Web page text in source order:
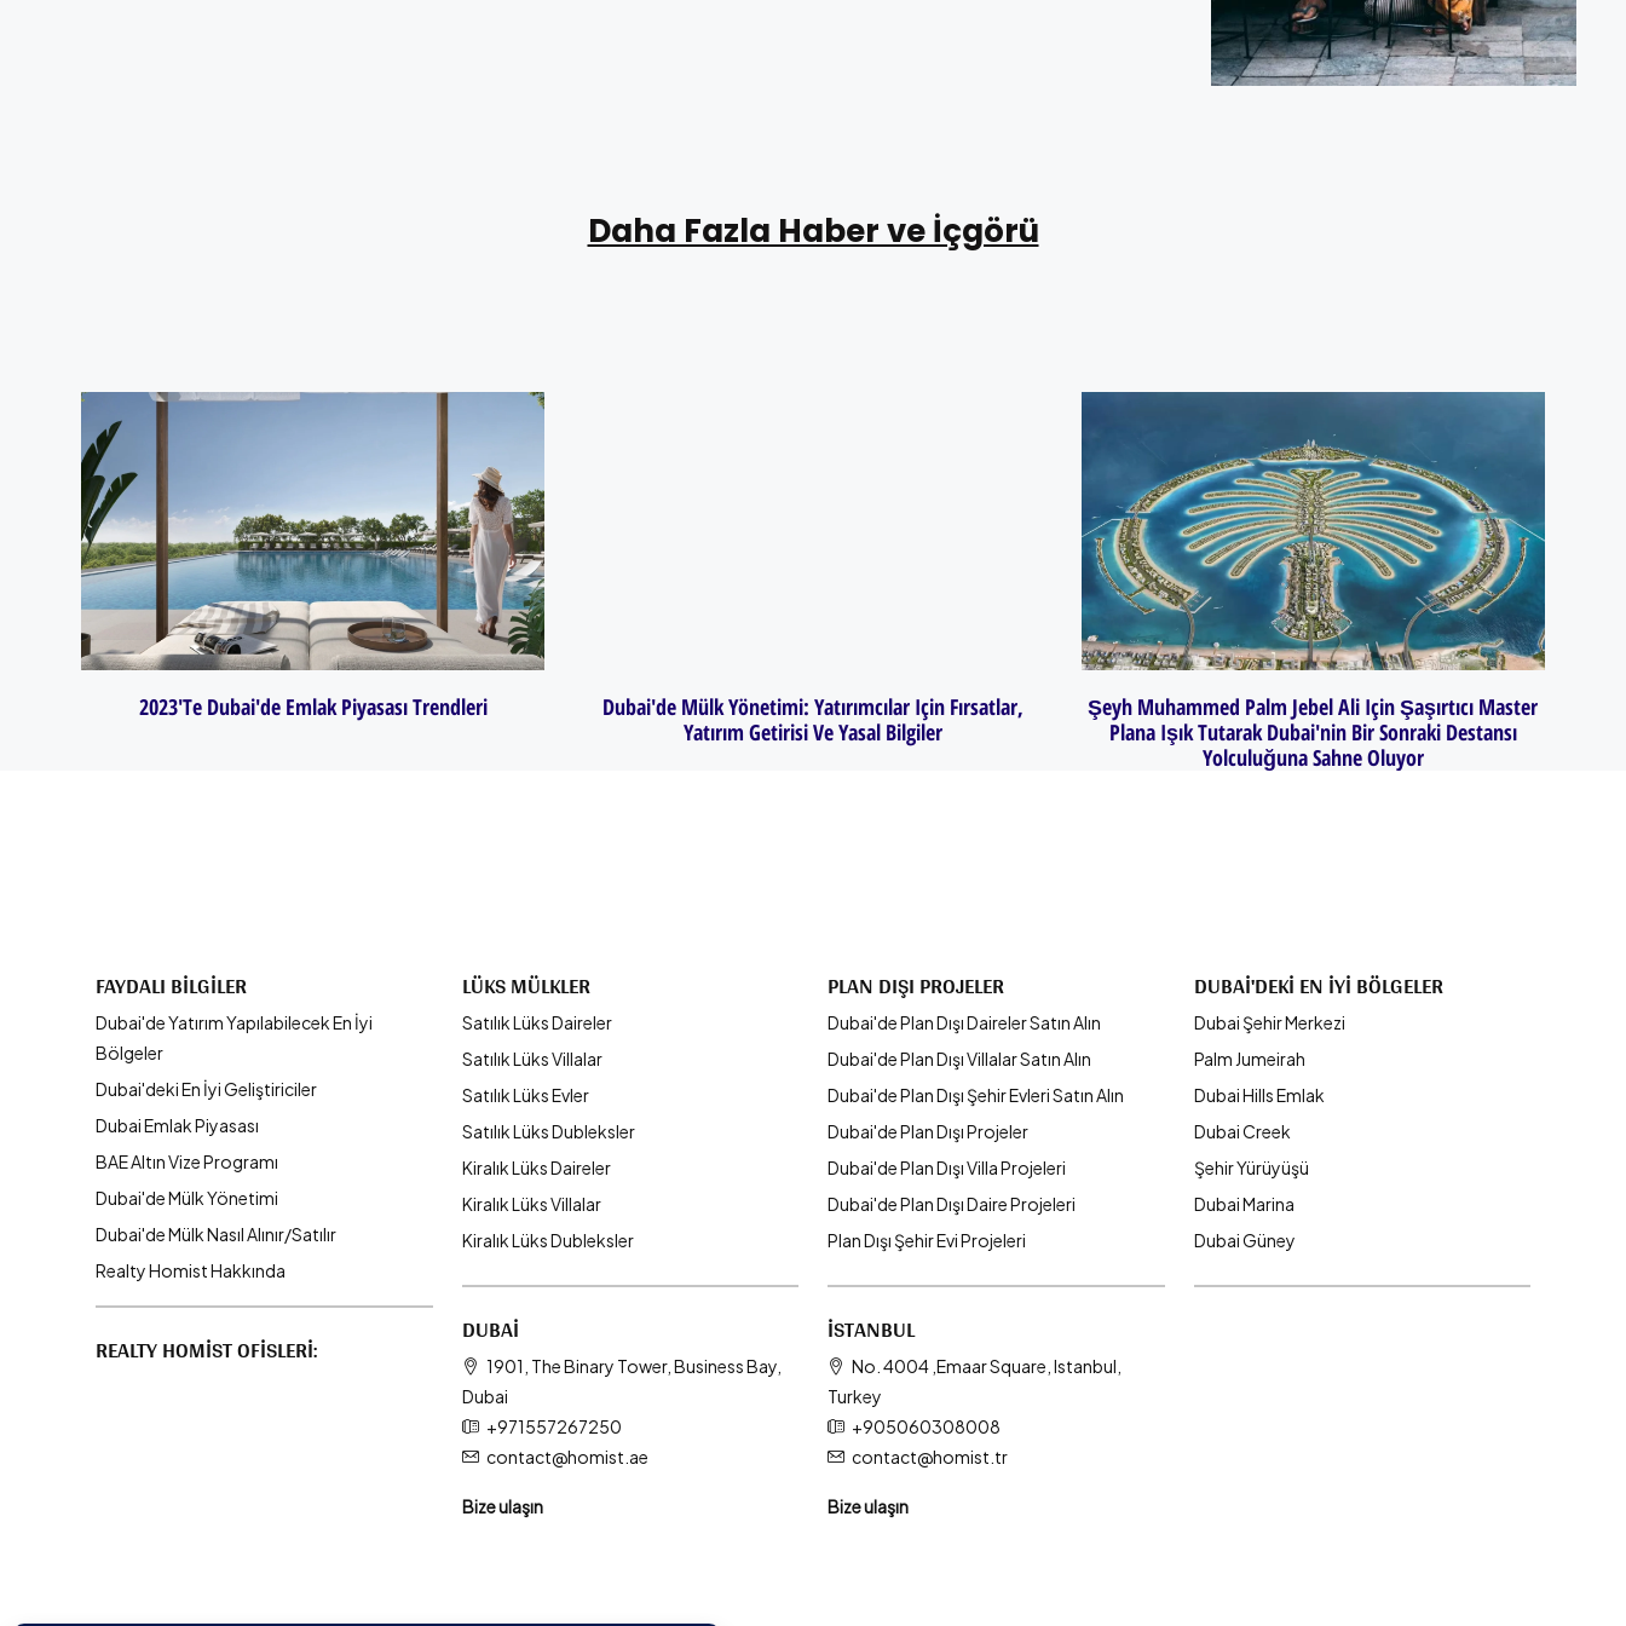
Daha Fazla Haber ve İçgörü
2023'te Dubai'de Emlak Piyasası Trendleri
Dubai'de Mülk Yönetimi: Yatırımcılar Için Fırsatlar,
Yatırım Getirisi Ve Yasal Bilgiler
Şeyh Muhammed Palm Jebel Ali Için Şaşırtıcı Master
Plana Işık Tutarak Dubai'nin Bir Sonraki Destansı
Yolculuğuna Sahne Oluyor
FAYDALI BILGILER
Dubai'de Yatırım Yapılabilecek En İyi
Bölgeler
Dubai'deki En İyi Geliştiriciler
Dubai Emlak Piyasası
BAE Altın Vize Programı
Dubai'de Mülk Yönetimi
Dubai'de Mülk Nasıl Alınır/Satılır
Realty Homist Hakkında
REALTY HOMIST OFISLERI:
LÜKS MÜLKLER
Satılık Lüks Daireler
Satılık Lüks Villalar
Satılık Lüks Evler
Satılık Lüks Dubleksler
Kiralık Lüks Daireler
Kiralık Lüks Villalar
Kiralık Lüks Dubleksler
DUBAI
1901, The Binary Tower, Business Bay,
Dubai
+971557267250
contact@homist.ae
Bize ulaşın
PLAN DIŞI PROJELER
Dubai'de Plan Dışı Daireler Satın Alın
Dubai'de Plan Dışı Villalar Satın Alın
Dubai'de Plan Dışı Şehir Evleri Satın Alın
Dubai'de Plan Dışı Projeler
Dubai'de Plan Dışı Villa Projeleri
Dubai'de Plan Dışı Daire Projeleri
Plan Dışı Şehir Evi Projeleri
İSTANBUL
No. 4004 ,Emaar Square, Istanbul,
Turkey
+905060308008
contact@homist.tr
Bize ulaşın
DUBAI'DEKI EN İYI BÖLGELER
Dubai Şehir Merkezi
Palm Jumeirah
Dubai Hills Emlak
Dubai Creek
Şehir Yürüyüşü
Dubai Marina
Dubai Güney